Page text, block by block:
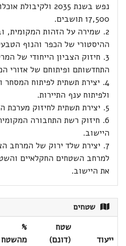
נפש בשנת 2035
17,500 תושבים.
2. שמירה על הזהות המקומית,
ההיסטורי של הכפר והנוף
3. חיזוק הצביון הייחודי של
התחדשותם ופיתוחם של אזורי
4. יצירת תשתית לפיתוח
ולפיתוח ענף התיירות.
5. יצירת תשתית לחיזוק מערכת החינוך, השכלה והתרבות.
6. חיזוק רשת התחבורה
היישוב.
7. יצירת שלד ירוק של המרחב
למרחב השטחים החקלאיים
את היישוב.
שטחים
ייעוד
שטח
(דונם)
%
מהשטח